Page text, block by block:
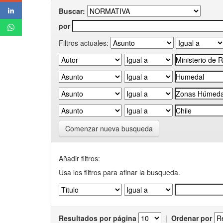
Buscar:
por
Filtros actuales:
Comenzar nueva busqueda
Añadir filtros:
Usa los filtros para afinar la busqueda.
Resultados por página | Ordenar por